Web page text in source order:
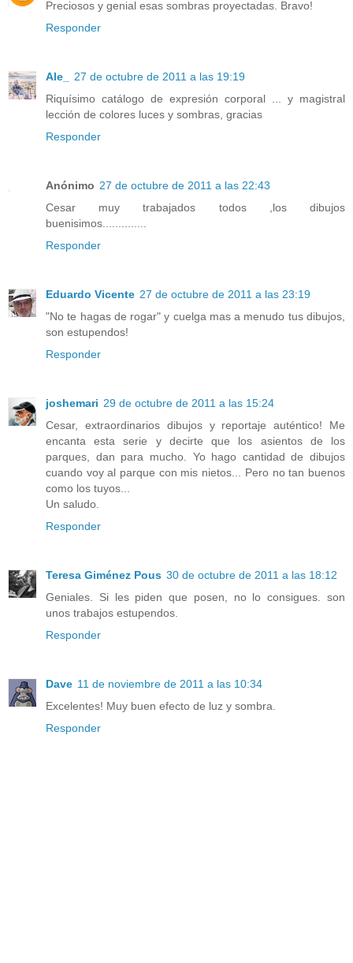
Preciosos y genial esas sombras proyectadas. Bravo!
Responder
Ale_
27 de octubre de 2011 a las 19:19
Riquísimo catálogo de expresión corporal ... y magistral
lección de colores luces y sombras, gracias
Responder
Anónimo 27 de octubre de 2011 a las 22:43
Cesar muy trabajados todos ,los dibujos
buenisimos..............
Responder
Eduardo Vicente 27 de octubre de 2011 a las 23:19
"No te hagas de rogar" y cuelga mas a menudo tus dibujos,
son estupendos!
Responder
joshemari 29 de octubre de 2011 a las 15:24
Cesar, extraordinarios dibujos y reportaje auténtico! Me
encanta esta serie y decirte que los asientos de los
parques, dan para mucho. Yo hago cantidad de dibujos
cuando voy al parque con mis nietos... Pero no tan buenos
como los tuyos...
Un saludo.
Responder
Teresa Giménez Pous 30 de octubre de 2011 a las 18:12
Geniales. Si les piden que posen, no lo consigues. son
unos trabajos estupendos.
Responder
Dave 11 de noviembre de 2011 a las 10:34
Excelentes! Muy buen efecto de luz y sombra.
Responder